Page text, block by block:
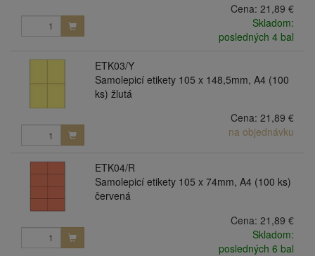
Cena: 21,89 €
Skladom:
posledných 4 bal
ETK03/Y
Samolepicí etikety 105 x 148,5mm, A4 (100
ks) žlutá
Cena: 21,89 €
na objednávku
ETK04/R
Samolepicí etikety 105 x 74mm, A4 (100 ks)
červená
Cena: 21,89 €
Skladom:
posledných 6 bal